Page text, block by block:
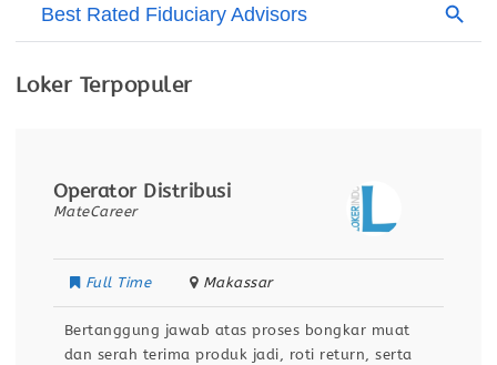
Loker Terpopuler
Operator Distribusi
MateCareer
Full Time Makassar
Bertanggung jawab atas proses bongkar muat
dan serah terima produk jadi, roti return, serta